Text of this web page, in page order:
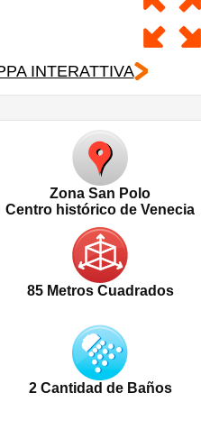
INTERATTIVA
Zona San Polo
Centro histórico de Venecia
85 Metros Cuadrados
2 Cantidad de Baños